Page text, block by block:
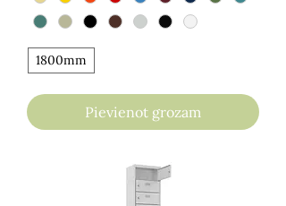
1800mm
Pievienot grozam